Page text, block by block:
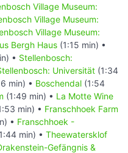
Village Museum:
Village Museum:
Village Museum:
Bergh Haus (1:15 min) •
• Stellenbosch:
Universität (1:34
min) • Boschendal (1:54
(1:49 min) • La Motte Wine
min) • Franschhoek Farm
• Franschhoek -
min) • Theewatersklof
Gefängnis &